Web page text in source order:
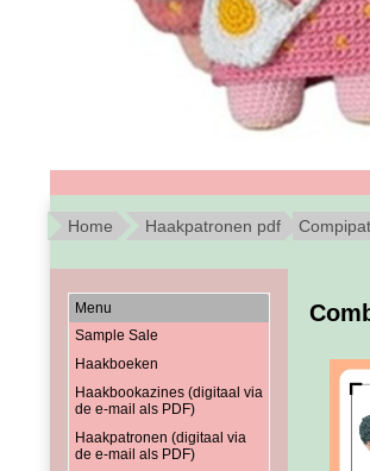
Home Haakpatronen pdf
Menu
Sample Sale
Haakboeken
Haakbookazines (digitaal via
de e-mail als PDF)
Haakpatronen (digitaal via
de e-mail als PDF)